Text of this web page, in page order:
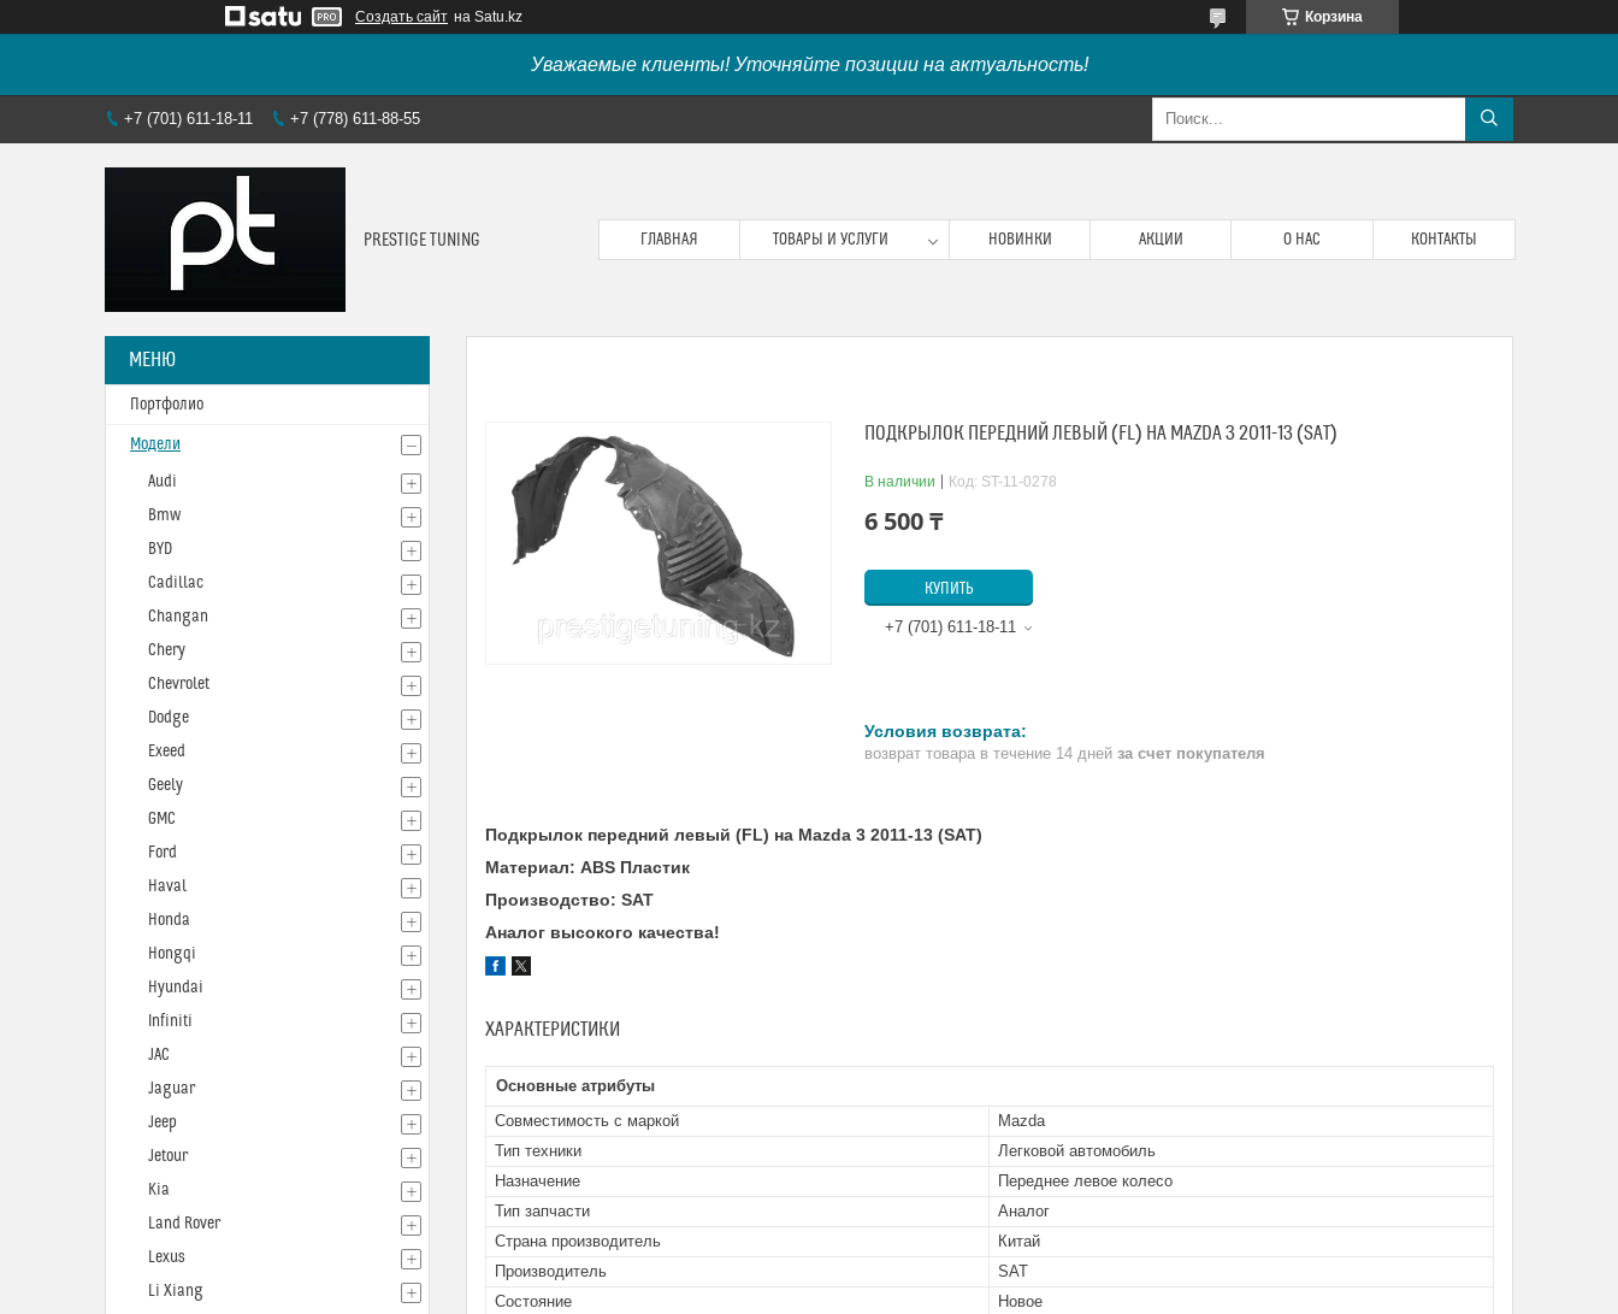
Создать сайт на Satu.kz Корзина
Уважаемые клиенты! Уточняйте позиции на актуальность!
+7 (701) 611-18-11 +7 (778) 611-88-55
PRESTIGE TUNING ГЛАВНАЯ ТОВАРЫ И УСЛУГИ НОВИНКИ АКЦИИ О НАС КОНТАКТЫ
ПОДКРЫЛОК ПЕРЕДНИЙ ЛЕВЫЙ (FL) НА MAZDA 3 2011-13 (SAT)
В наличии Код: ST-11-0278
6 500 ₸
КУПИТЬ
+7 (701) 611-18-11
возврат товара в течение 14 дней за счет покупателя
Подкрылок передний левый (FL) на Mazda 3 2011-13 (SAT)
Материал: ABS Пластик
Производство: SAT
Аналог высокого качества!
ХАРАКТЕРИСТИКИ
Основные атрибуты
Совместимость с маркой
Mazda
Тип техники
Легковой автомобиль
Назначение
Переднее левое колесо
Тип запчасти
Аналог
Страна производитель
Китай
Производитель
SAT
Состояние
Новое
Портфолио
Модели
Audi
Bmw
BYD
Cadillac
Changan
Chery
Chevrolet
Dodge
Exeed
Geely
GMC
Ford
Haval
Honda
Hongqi
Hyundai
Infiniti
JAC
Jaguar
Jeep
Jetour
Kia
Land Rover
Lexus
Li Xiang